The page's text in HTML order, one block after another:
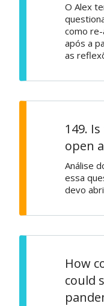
O Alex
como
após a
as
149.
open
Análise
essa
devo
How
could